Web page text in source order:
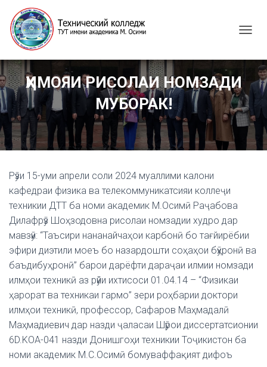
G
E
N
A
V
G
ҲИМОЯИ РИСОЛАИ НОМЗАДИ
МУБОРАК!
Рӯзи 15-уми апрели соли 2024 муаллими калони
кафедраи физика ва телекоммуникатсияи коллеҷи
техникии ДТТ ба номи академик М.Осимӣ Раҷабова
Дилафрӯз Шоҳзодовна рисолаи номзадии худро дар
мавзӯи: “Таъсири нананайчаҳои карбонӣ бо тағйирёбии
эфири диэтили моеъ бо назардошти соҳаҳои бӯҳронӣ ва
баъдибуҳронӣ” барои дарёфти дараҷаи илмии номзади
илмҳои техникӣ аз рӯйи ихтисоси 01.04.14 – “Физикаи
ҳарорат ва техникаи гармо” зери роҳбарии доктори
илмҳои техникӣ, профессор, Сафаров Маҳмадалӣ
Маҳмадиевич дар назди ҷаласаи Шӯрои диссертатсионии
6D.KOA-041 назди Донишгоҳи техникии Тоҷикистон ба
номи академик М.С.Осимӣ бомуваффақият дифоъ